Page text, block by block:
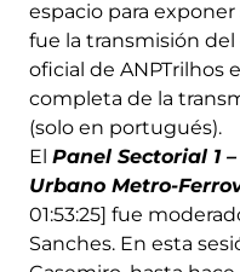
espacio para
fue la transmisión del
oficial de ANPTrilhos
completa de la
(solo en portugués).
El Panel Sectorial 1
Urbano Metro-
01:53:25] fue
Sanches. En esta